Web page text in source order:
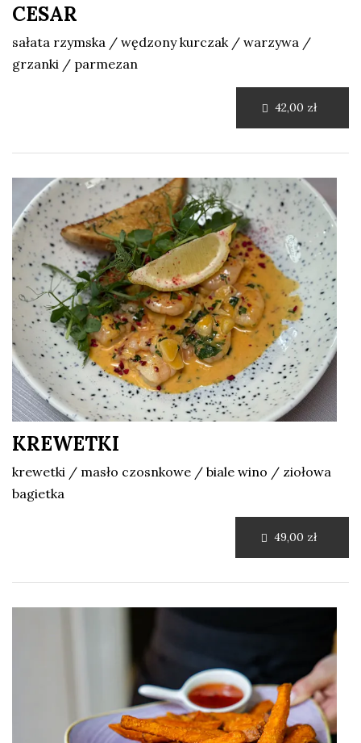
CESAR
sałata rzymska / wędzony kurczak / warzywa /
grzanki / parmezan
KREWETKI
krewetki / masło czosnkowe / biale wino / ziołowa
bagietka